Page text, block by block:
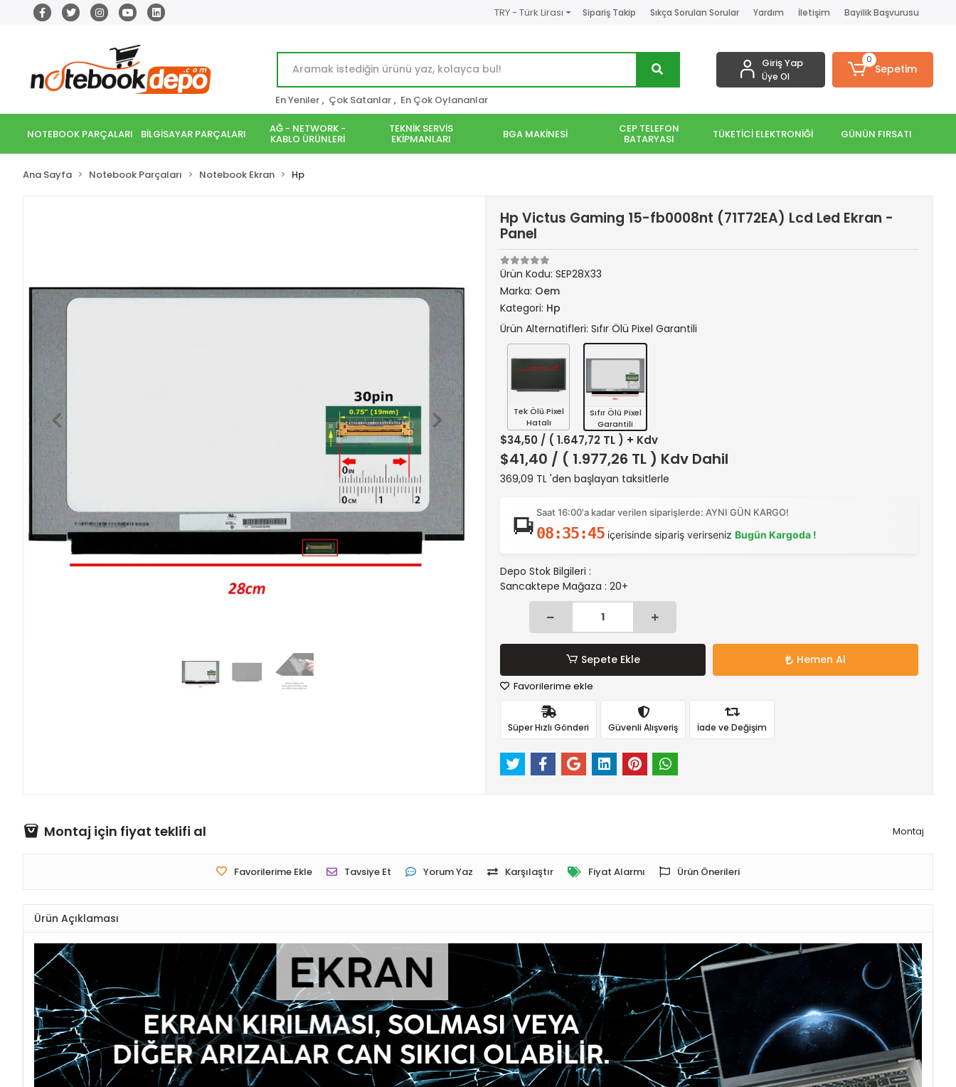
TRY - Türk Lirası Sipariş Takip Sıkça Sorulan Sorular Yardım İletişim Bayilik Başvurusu
En Yeniler , Çok Satanlar , En Çok Oylananlar
Giriş Yap
Üye Ol
0
Sepetim
NOTEBOOK PARÇALARI BİLGİSAYAR PARÇALARI AĞ - NETWORK -
KABLO ÜRÜNLERİ
TEKNİK SERVİS
EKİPMANLARI BGA MAKİNESİ CEP TELEFON
BATARYASI TÜKETİCİ ELEKTRONİĞİ GÜNÜN FIRSATI
Ana Sayfa Notebook Parçaları Notebook Ekran Hp
Hp Victus Gaming 15-fb0008nt (71T72EA) Lcd Led Ekran -
Panel
Ürün Kodu: SEP28X33
Marka: Oem
Kategori: Hp
Ürün Alternatifleri: Sıfır Ölü Pixel Garantili
Tek Ölü Pixel
Hatalı
Sıfır Ölü Pixel
Garantili
$34,50 / ( 1.647,72 TL ) + Kdv
$41,40 / ( 1.977,26 TL ) Kdv Dahil
369,09 TL 'den başlayan taksitlerle
Saat 16:00'a kadar verilen siparişlerde: AYNI GÜN KARGO!
08:35:45 içerisinde sipariş verirseniz Bugün Kargoda !
Depo Stok Bilgileri :
Sancaktepe Mağaza : 20+
Sepete Ekle Hemen Al
Favorilerime ekle
Süper Hızlı Gönderi Güvenli Alışveriş İade ve Değişim
Montaj için fiyat teklifi al Montaj
Favorilerime Ekle Tavsiye Et Yorum Yaz Karşılaştır Fiyat Alarmı Ürün Önerileri
Ürün Açıklaması